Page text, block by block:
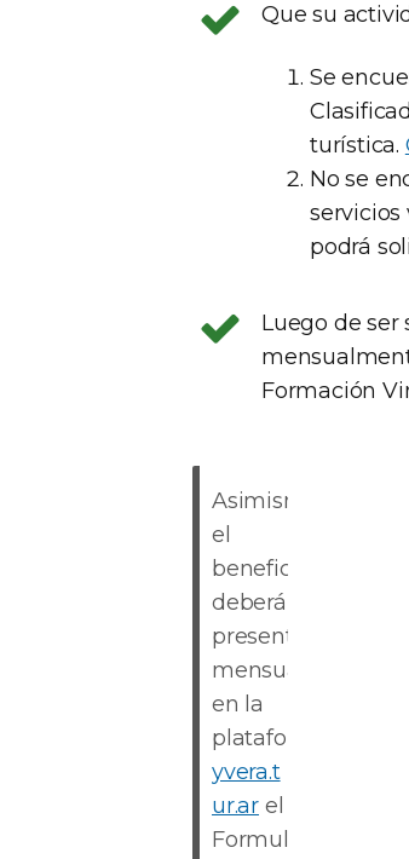
Que su
Se
turística.
No se
podrá
Luego de ser
Formación
Asimismo,
el
beneficiario
deberá
presentar
mensualmente
en la
plataforma
yvera.t
ur.ar el
Formulario